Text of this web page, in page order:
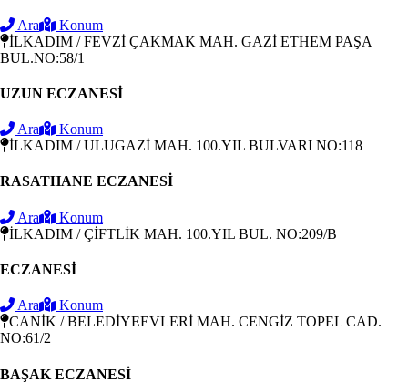
Ara
Konum
İLKADIM / FEVZİ ÇAKMAK MAH. GAZİ ETHEM PAŞA
BUL.NO:58/1
UZUN ECZANESİ
Ara
Konum
İLKADIM / ULUGAZİ MAH. 100.YIL BULVARI NO:118
RASATHANE ECZANESİ
Ara
Konum
İLKADIM / ÇİFTLİK MAH. 100.YIL BUL. NO:209/B
ECZANESİ
Ara
Konum
CANİK / BELEDİYEEVLERİ MAH. CENGİZ TOPEL CAD.
NO:61/2
BAŞAK ECZANESİ